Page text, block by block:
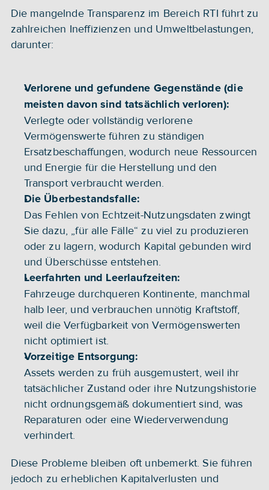
Die mangelnde Transparenz im Bereich RTI führt zu
zahlreichen Ineffizienzen und Umweltbelastungen,
darunter:
Verlorene und gefundene Gegenstände (die
meisten davon sind tatsächlich verloren):
Verlegte oder vollständig verlorene
Vermögenswerte führen zu ständigen
Ersatzbeschaffungen, wodurch neue Ressourcen
und Energie für die Herstellung und den
Transport verbraucht werden.
Die Überbestandsfalle:
Das Fehlen von Echtzeit-Nutzungsdaten zwingt
Sie dazu, „für alle Fälle“ zu viel zu produzieren
oder zu lagern, wodurch Kapital gebunden wird
und Überschüsse entstehen.
Leerfahrten und Leerlaufzeiten:
Fahrzeuge durchqueren Kontinente, manchmal
halb leer, und verbrauchen unnötig Kraftstoff,
weil die Verfügbarkeit von Vermögenswerten
nicht optimiert ist.
Vorzeitige Entsorgung:
Assets werden zu früh ausgemustert, weil ihr
tatsächlicher Zustand oder ihre Nutzungshistorie
nicht ordnungsgemäß dokumentiert sind, was
Reparaturen oder eine Wiederverwendung
verhindert.
Diese Probleme bleiben oft unbemerkt. Sie führen
jedoch zu erheblichen Kapitalverlusten und